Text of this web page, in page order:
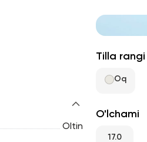
Oltin
Tilla rangi
Oq
O'lchami
17.0